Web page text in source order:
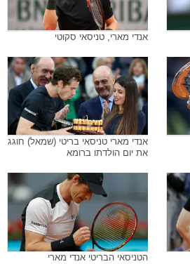
אנדי מארי, טניסאי סקוטי
אנדי מארי טניסאי בריטי (שמאל) חוגג
את יום הולדתו ברומא
הטניסאי הבריטי אנדי מארי